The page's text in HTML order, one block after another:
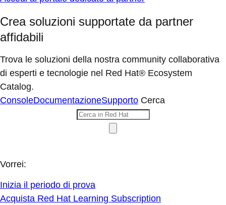
Crea soluzioni supportate da partner
affidabili
Trova le soluzioni della nostra community collaborativa
di esperti e tecnologie nel Red Hat® Ecosystem
Catalog.
ConsoleDocumentazioneSupporto Cerca
Vorrei:
Inizia il periodo di prova
Acquista Red Hat Learning Subscription